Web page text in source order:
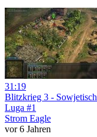
31:19
Blitzkrieg 3 -
Luga #1
Strom Eagle
vor 6 Jahren